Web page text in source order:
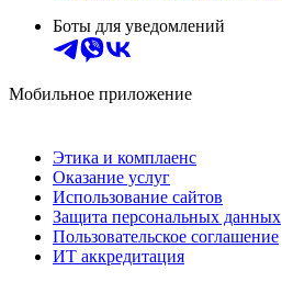
Боты для уведомлений
Мобильное приложение
Этика и комплаенс
Оказание услуг
Использование сайтов
Защита персональных данных
Пользовательское соглашение
ИТ аккредитация